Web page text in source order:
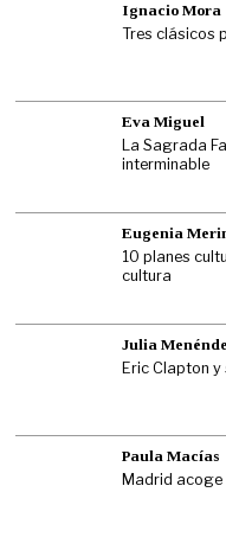
Ignacio Mora
Tres clásicos
Eva Miguel
La Sagrada
interminable
Eugenia
10 planes
cultura
Julia
Eric Clapton y
Paula Macías
Madrid acoge